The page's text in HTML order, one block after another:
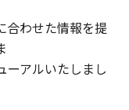
合わせた情報を提
ーアルいたしまし